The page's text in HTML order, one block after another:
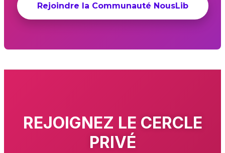
Rejoindre la Communauté NousLib
REJOIGNEZ LE CERCLE
PRIVÉ